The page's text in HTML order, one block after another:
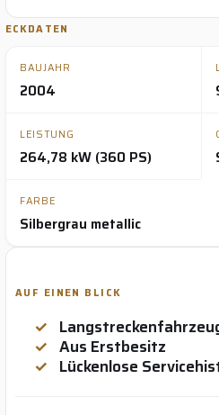
ECKDATEN
BAUJAHR
2004
LEISTUNG
264,78 kW (360 PS)
FARBE
Silbergrau metallic
AUF EINEN BLICK
Aus Erstbesitz
Lückenlose